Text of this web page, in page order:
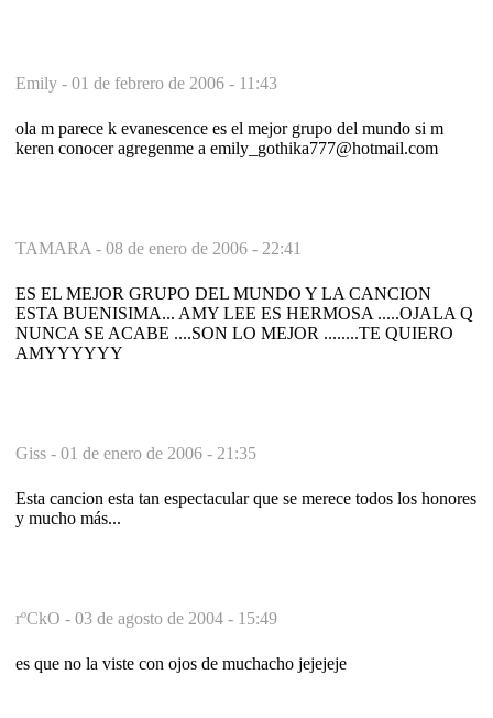
Emily - 01 de febrero de 2006 - 11:43
ola m parece k evanescence es el mejor grupo del mundo si m
keren conocer agregenme a emily_gothika777@hotmail.com
TAMARA - 08 de enero de 2006 - 22:41
ES EL MEJOR GRUPO DEL MUNDO Y LA CANCION
ESTA BUENISIMA... AMY LEE ES HERMOSA .....OJALA Q
NUNCA SE ACABE ....SON LO MEJOR ........TE QUIERO
AMYYYYYY
Giss - 01 de enero de 2006 - 21:35
Esta cancion esta tan espectacular que se merece todos los honores
y mucho más...
rºCkO - 03 de agosto de 2004 - 15:49
es que no la viste con ojos de muchacho jejejeje